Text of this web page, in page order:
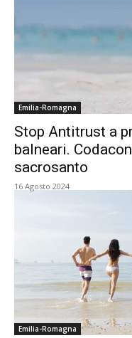
Emilia-Romagna
Stop Antitrust a
balneari.
sacrosanto
16 Agosto 2024
Emilia-Romagna